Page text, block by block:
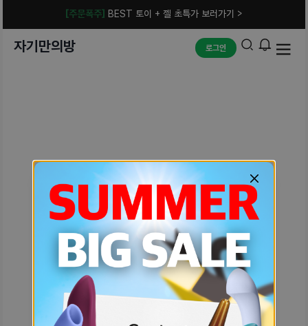
[주문폭주] BEST 토이 + 젤 초특가 보러가기 >
자기만의방 로그인
예상치 못한 에러입니다.